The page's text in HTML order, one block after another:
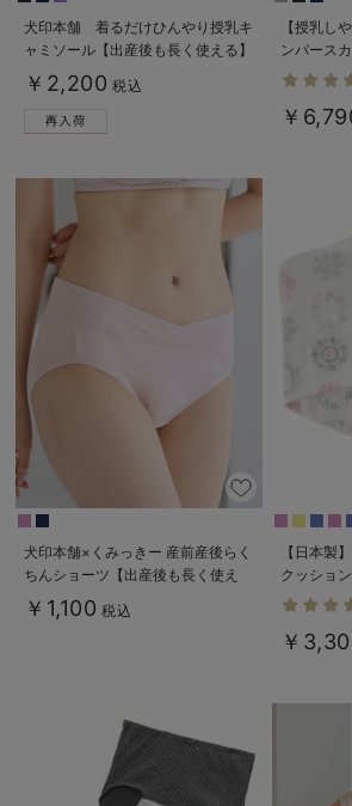
犬印本舗 着るだけひんやり授乳キ
ャミソール【出産後も長く使える】
接触冷感
￥2,200 税込
【授乳し
ンパース
る】
￥
犬印本舗×くみっきー 産前産後らく
ちんショーツ【出産後も長く使え
る】
￥1,100 税込
【日本製
クッショ
￥